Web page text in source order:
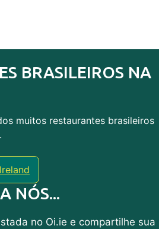
BRASILEIROS NA
muitos restaurantes brasileiros
NÓS...
no Oi.ie e compartilhe sua